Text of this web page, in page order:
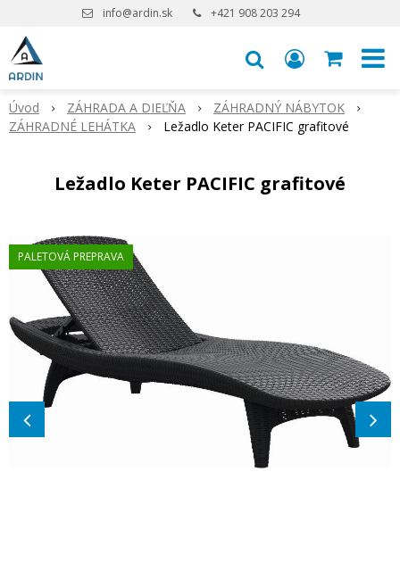
info@ardin.sk +421 908 203 294
Úvod ZÁHRADA A DIEĽŇA
ZÁHRADNÝ NÁBYTOK
ZÁHRADNÉ LEHÁTKA
Ležadlo Keter PACIFIC grafitové
Ležadlo Keter PACIFIC grafitové
PALETOVÁ PREPRAVA